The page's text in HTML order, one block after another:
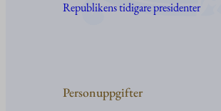
Republikens tidigare presidenter
Personuppgifter